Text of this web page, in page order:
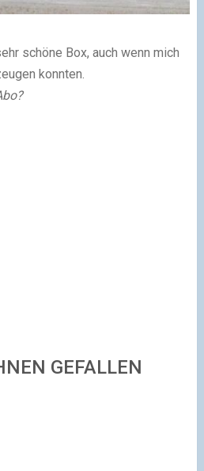
schöne Box, auch wenn mich
konnten.
GEFALLEN